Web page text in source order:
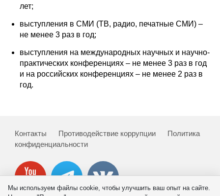
Семинары
Российско-французский семинар
Inforum
Ученый совет
Материалы
лет;
выступления в СМИ (ТВ, радио, печатные СМИ) –
не менее 3 раз в год;
выступления на международных научных и научно-
практических конференциях – не менее 3 раз в год
и на российских конференциях – не менее 2 раз в
год.
Контакты Противодействие коррупции
Политика
конфиденциальности
Мы используем файлы cookie, чтобы улучшить ваш опыт на сайте.